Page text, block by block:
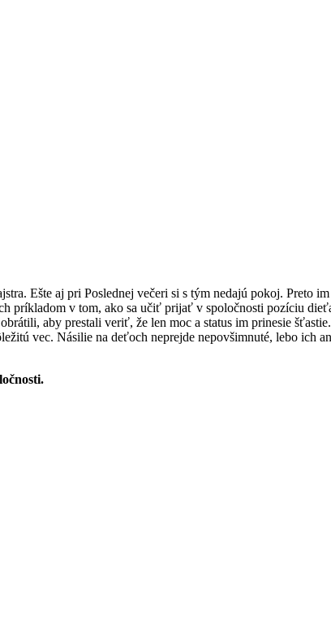
Ešte aj pri Poslednej večeri si s tým nedajú pokoj. Preto
príkladom v tom, ako sa učiť prijať v spoločnosti pozíciu
aby prestali veriť, že len moc a status im prinesie
vec. Násilie na deťoch neprejde nepovšimnuté, lebo ich